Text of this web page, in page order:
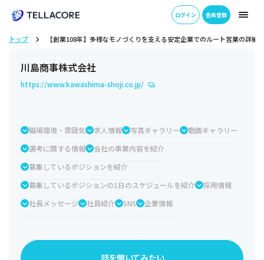
ログイン 会員登録
トップ 【創業108年】多様なモノづくりを支える安定企業でのルート営業の詳細
川島商事株式会社
https://www.kawashima-shoji.co.jp/
職場環境・雰囲気 求人情報 写真ギャラリー
動画ギャラリー
選考に関する情報
会社の事業内容を紹介
募集しているポジションを紹介
募集しているポジションの1日のスケジュールを紹介
採用情報
社長メッセージ
社員紹介 SNS 企業情報
話を聞いてみたい